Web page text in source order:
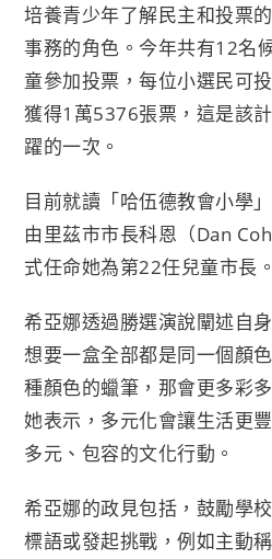
培養青少年了解民主和投票
事務的角色。今年共有12名
童參加投票，每位小選民可
獲得1萬5376張票，這是該
躍的一次。
目前就讀「哈伍德教會小學
由里茲市市長科恩（Dan
式任命她為第22任兒童市長。
希亞娜透過勝選演說闡述自
想要一盒全部都是同一個顏
種顏色的蠟筆，那會更多彩
她表示，多元化會讓生活更
多元、包容的文化行動。
希亞娜的政見包括，鼓勵學
標語或發起挑戰，例如主動